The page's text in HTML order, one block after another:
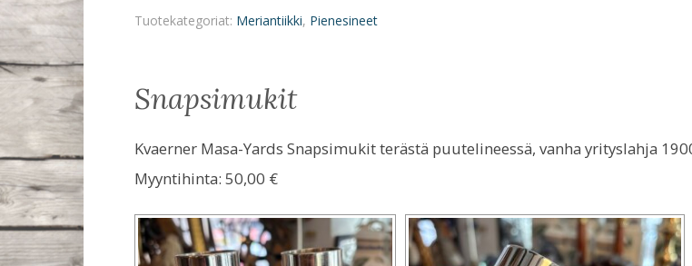
Tuotekategoriat: Meriantiikki, Pienesineet
snapsimukit
Kvaerner Masa-Yards Snapsimukit terästä puutelineessä, vanha yrityslahja
Myyntihinta: 50,00 €